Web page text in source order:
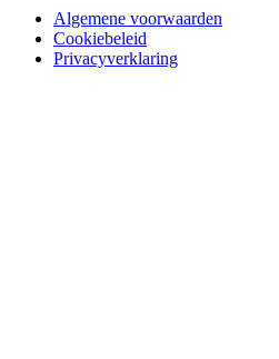
Algemene voorwaarden
Cookiebeleid
Privacyverklaring